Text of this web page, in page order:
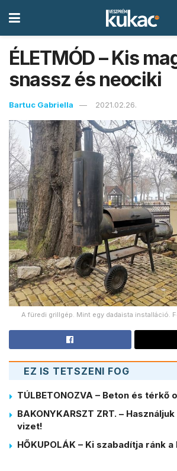
ÉLETMÓD – Kis
snassz és neociki
Bartuc Gabriella 2021.02.26.
A füredi grillgép. Mint egy dadaista installáció.
EZ IS TETSZENI FOG
TÚLBETONOZVA – Beton és térkő
BAKONYKARSZT ZRT. –
vizet!
HŐKUPOLÁK – Ki szabadítja ránk